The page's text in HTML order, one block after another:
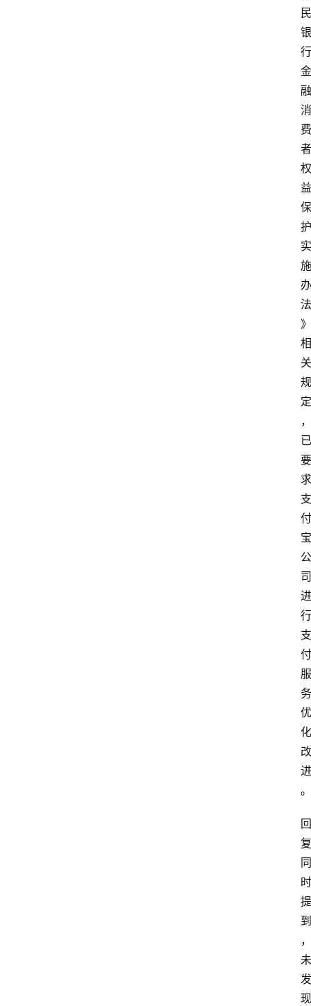
民
银
行
金
融
消
费
者
权
益
保
护
实
施
办
法
》
相
关
规
定
，
已
要
求
支
付
宝
公
司
进
行
支
付
服
务
优
化
改
进
。
回
复
同
时
提
到
，
未
发
现